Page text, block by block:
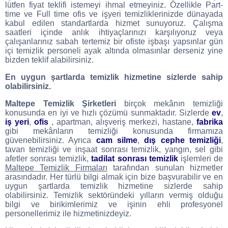
lütfen fiyat teklifi istemeyi ihmal etmeyiniz. Özellikle Part-
time ve Full time ofis ve işyeri temizliklerinizde dünayada
kabul edilen standartlarda hizmet sunuyoruz. Çalışma
saatleri içinde anlık ihtiyaçlarınızı karşılıyoruz veya
çalışanlarınız sabah tertemiz bir ofiste işbaşı yapsınlar gün
içi temizlik personeli ayak altında olmasınlar derseniz yine
bizden teklif alabilirsiniz.
En uygun şartlarda temizlik hizmetine sizlerde sahip
olabilirsiniz.
Maltepe Temizlik Şirketleri birçok mekânın temizliği
konusunda en iyi ve hızlı çözümü sunmaktadır. Sizlerde ev,
iş yeri, ofis , apartman, alışveriş merkezi, hastane, fabrika
gibi mekânların temizliği konusunda firmamıza
güvenebilirsiniz. Ayrıca cam silme,dış cephe temizliği,
tavan temizliği ve inşaat sonrası temizlik, yangın, sel gibi
afetler sonrası temizlik,tadilat sonrası temizlikişlemleri de
Maltepe Temizlik Firmaları tarafından sunulan hizmetler
arasındadır. Her türlü bilgi almak için bize başvurabilir ve en
uygun şartlarda temizlik hizmetine sizlerde sahip
olabilirsiniz. Temizlik sektöründeki yılların vermiş olduğu
bilgi ve birikimlerimiz ve işinin ehli profesyonel
personellerimiz ile hizmetinizdeyiz.